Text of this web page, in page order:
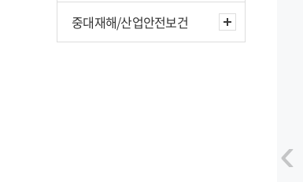
중대재해/산업안전보건
‹